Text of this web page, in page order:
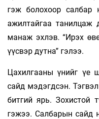
гэж болохоор
ажилтайгаа танилцаж
манаж эхлэв. “Ирэх
үүсвэр дутна” гэлээ.
Цахилгааны үнийг үе
сайд мэдэгдсэн.
битгий ярь. Зохистой
гэжээ. Салбарын сайд